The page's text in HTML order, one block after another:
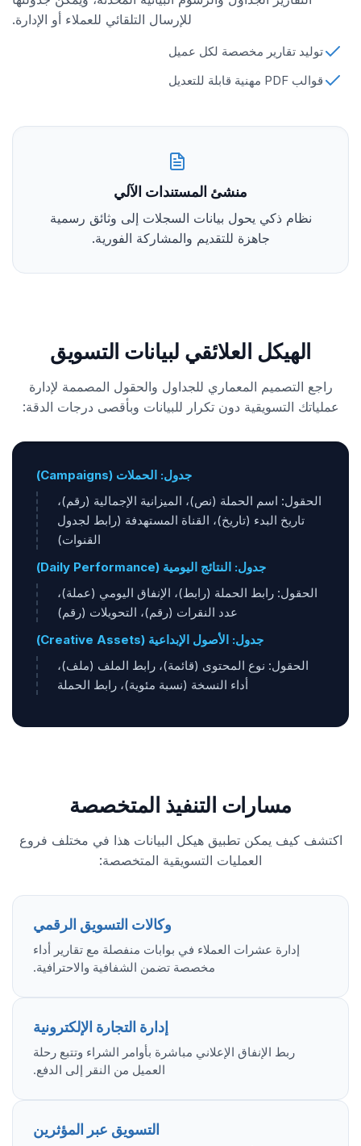
للإرسال التلقائي للعملاء أو الإدارة.
توليد تقارير مخصصة لكل عميل
قوالب PDF مهنية قابلة للتعديل
منشئ المستندات الآلي
نظام ذكي يحول بيانات السجلات إلى وثائق رسمية
جاهزة للتقديم والمشاركة الفورية.
الهيكل العلائقي لبيانات التسويق
راجع التصميم المعماري للجداول والحقول المصممة لإدارة
عملياتك التسويقية دون تكرار للبيانات وبأقصى درجات الدقة:
جدول: الحملات (Campaigns)
الحقول: اسم الحملة (نص)، الميزانية الإجمالية (رقم)،
تاريخ البدء (تاريخ)، القناة المستهدفة (رابط لجدول
القنوات)
جدول: النتائج اليومية (Daily Performance)
الحقول: رابط الحملة (رابط)، الإنفاق اليومي (عملة)،
عدد النقرات (رقم)، التحويلات (رقم)
جدول: الأصول الإبداعية (Creative Assets)
الحقول: نوع المحتوى (قائمة)، رابط الملف (ملف)،
أداء النسخة (نسبة مئوية)، رابط الحملة
مسارات التنفيذ المتخصصة
اكتشف كيف يمكن تطبيق هيكل البيانات هذا في مختلف فروع
العمليات التسويقية المتخصصة:
وكالات التسويق الرقمي
إدارة عشرات العملاء في بوابات منفصلة مع تقارير أداء
مخصصة تضمن الشفافية والاحترافية.
إدارة التجارة الإلكترونية
ربط الإنفاق الإعلاني مباشرة بأوامر الشراء وتتبع رحلة
العميل من النقر إلى الدفع.
التسويق عبر المؤثرين